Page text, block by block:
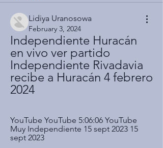
Lidiya Uranosowa
February 3, 2024
Independiente Huracán
en vivo ver partido
Independiente Rivadavia
recibe a Huracán 4 febrero
2024
YouTube YouTube 5:06:06 YouTube
Muy Independiente 15 sept 2023 15
sept 2023